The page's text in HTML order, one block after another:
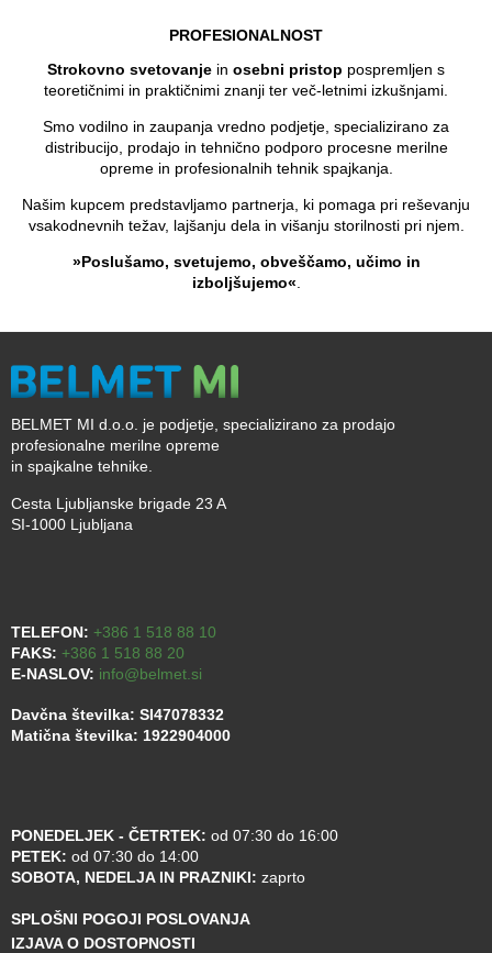
PROFESIONALNOST
Strokovno svetovanje in osebni pristop pospremljen s
teoretičnimi in praktičnimi znanji ter več-letnimi izkušnjami.
Smo vodilno in zaupanja vredno podjetje, specializirano za
distribucijo, prodajo in tehnično podporo procesne merilne
opreme in profesionalnih tehnik spajkanja.
Našim kupcem predstavljamo partnerja, ki pomaga pri reševanju
vsakodnevnih težav, lajšanju dela in višanju storilnosti pri njem.
»Poslušamo, svetujemo, obveščamo, učimo in
izboljšujemo«
BELMET MI d.o.o. je podjetje, specializirano za prodajo
profesionalne merilne opreme
in spajkalne tehnike.
Cesta Ljubljanske brigade 23 A
SI-1000 Ljubljana
TELEFON: +386 1 518 88 10
FAKS: +386 1 518 88 20
E-NASLOV: info@belmet.si
Davčna številka: SI47078332
Matična številka: 1922904000
PONEDELJEK - ČETRTEK: od 07:30 do 16:00
PETEK: od 07:30 do 14:00
SOBOTA, NEDELJA IN PRAZNIKI: zaprto
SPLOŠNI POGOJI POSLOVANJA
IZJAVA O DOSTOPNOSTI